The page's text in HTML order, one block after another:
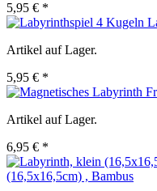
5,95 € *
Artikel auf Lager.
5,95 € *
Artikel auf Lager.
6,95 € *
(16,5x16,5cm) , Bambus